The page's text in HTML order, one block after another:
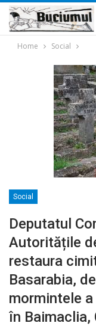
Home Social
Social
Deputatul
Autoritățile
restaura
Basarabia,
mormintele
în Baimaclia,